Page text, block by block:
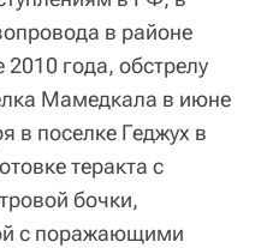
в районе
2010 года, обстрелу
Мамедкала в июне
в поселке Геджух в
теракта с
бочки,
с поражающими